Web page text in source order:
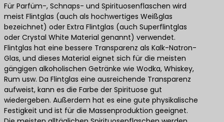
Für Parfüm-, Schnaps- und Spirituosenflaschen wird
meist Flintglas (auch als hochwertiges Weißglas
bezeichnet) oder Extra Flintglas (auch Superflintglas
oder Crystal White Material genannt) verwendet.
Flintglas hat eine bessere Transparenz als Kalk-Natron-
Glas, und dieses Material eignet sich für die meisten
gängigen alkoholischen Getränke wie Wodka, Whiskey,
Rum usw. Da Flintglas eine ausreichende Transparenz
aufweist, kann es die Farbe der Spirituose gut
wiedergeben. Außerdem hat es eine gute physikalische
Festigkeit und ist für die Massenproduktion geeignet.